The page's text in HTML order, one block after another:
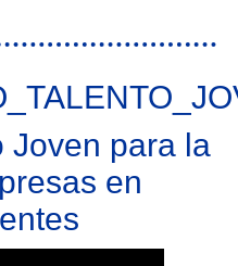
Joven para la
en